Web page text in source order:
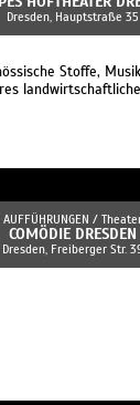
Dresden, Hauptstraße 35
Stoffe,
AUFFÜHRUNGEN /
COMÖDIE DRESDEN
Dresden, Freiberger Str.